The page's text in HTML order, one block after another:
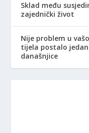
Sklad među
zajednički život
Nije problem u
tijela postalo
današnjice